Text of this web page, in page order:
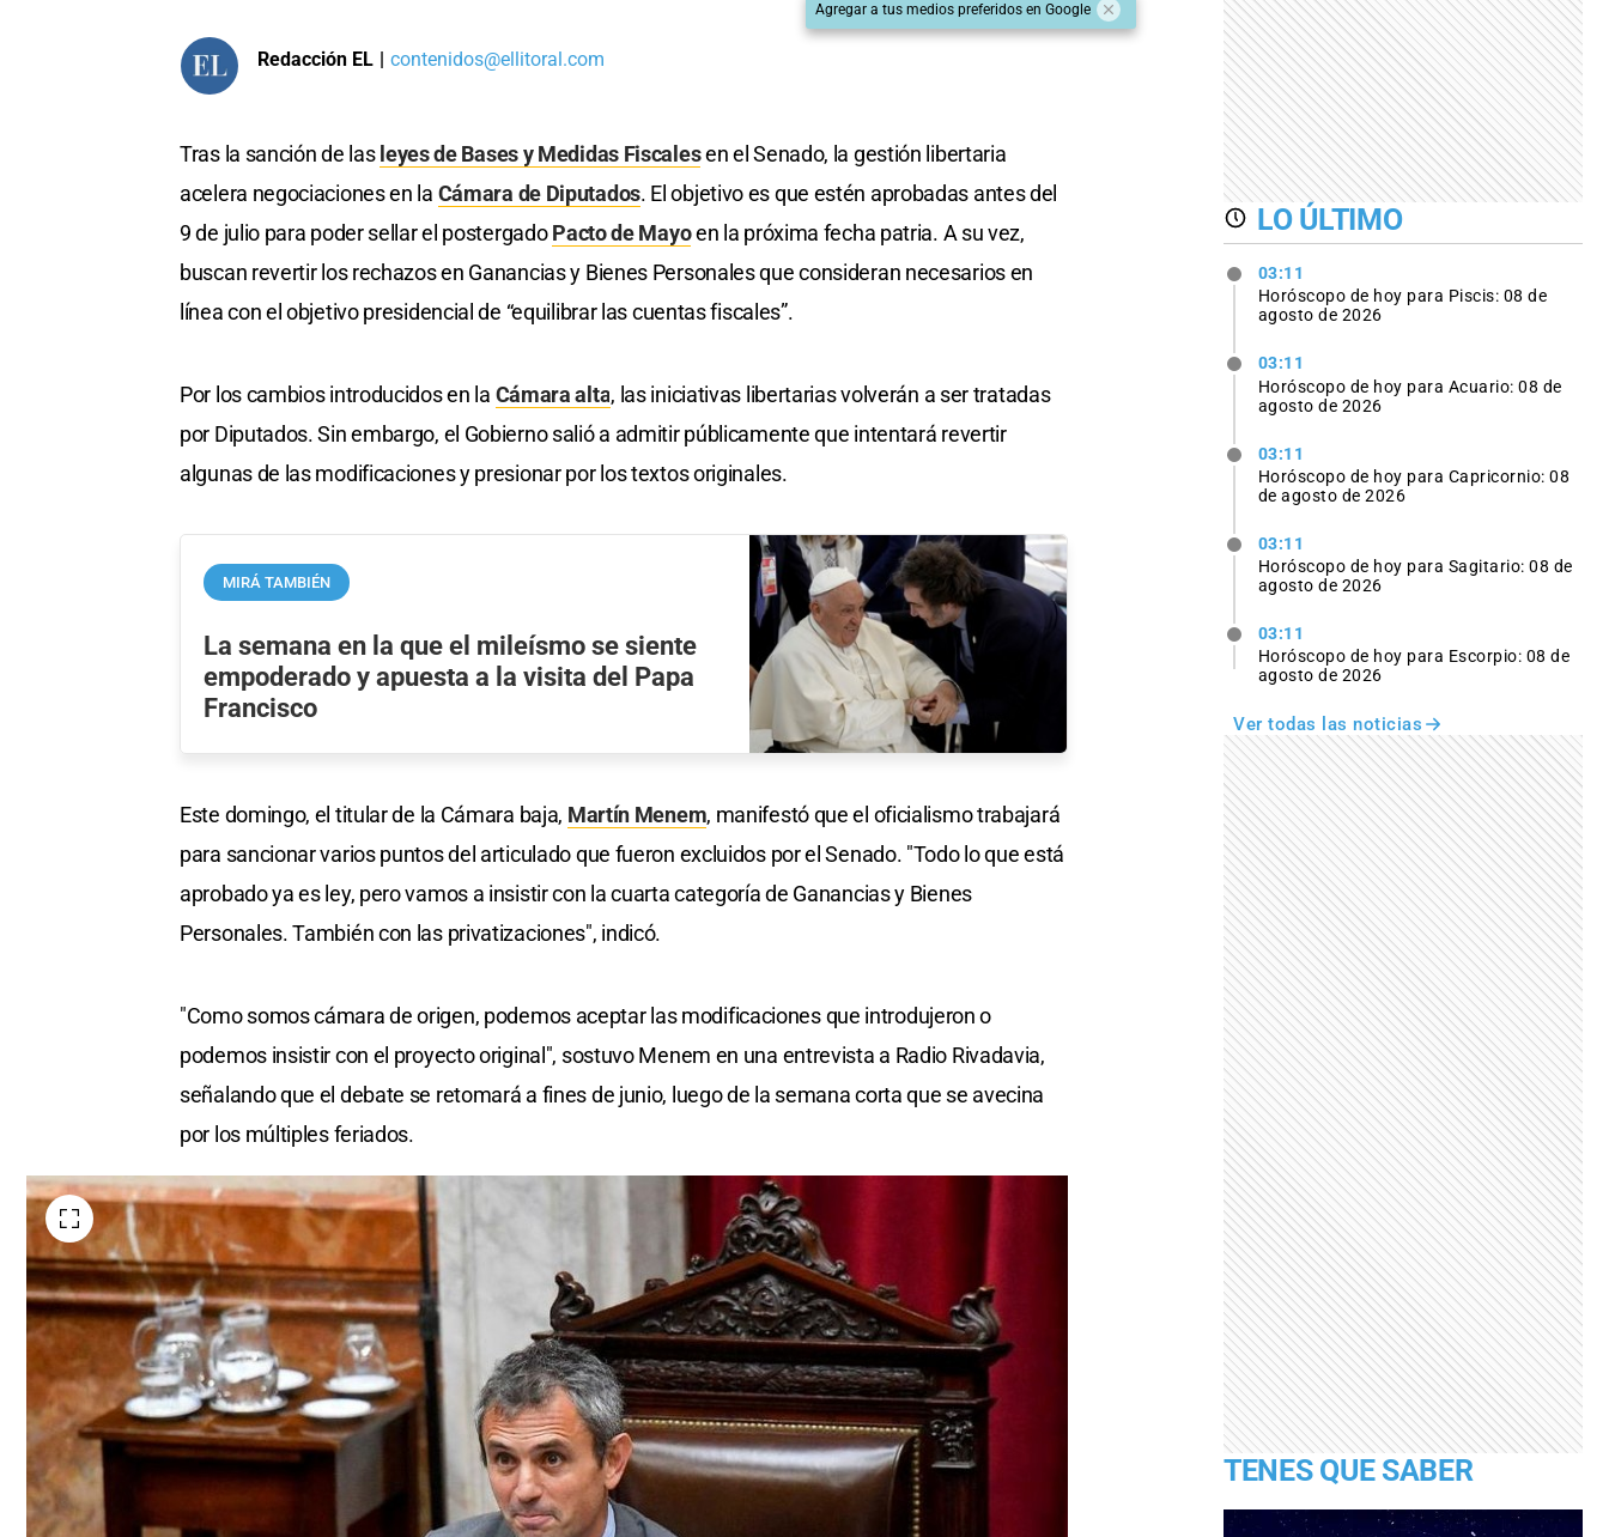
Agregar a tus medios preferidos en Google
Redacción EL | contenidos@ellitoral.com
Tras la sanción de las leyes de Bases y Medidas Fiscalesen el Senado, la gestión libertaria
acelera negociaciones en la Cámara de Diputados. El objetivo es que estén aprobadas antes del
9 de julio para poder sellar el postergadoPacto de Mayoen la próxima fecha patria. A su vez,
buscan revertir los rechazos en Ganancias y Bienes Personales que consideran necesarios en
línea con el objetivo presidencial de “equilibrar las cuentas fiscales”.
Por los cambios introducidos en la Cámara alta, las iniciativas libertarias volverán a ser tratadas
por Diputados. Sin embargo, el Gobierno salió a admitir públicamente que intentará revertir
algunas de las modificaciones y presionar por los textos originales.
MIRÁ TAMBIÉN
La semana en la que el mileísmo se siente
empoderado y apuesta a la visita del Papa
Francisco
Este domingo, el titular de la Cámara baja, Martín Menem, manifestó que el oficialismo trabajará
para sancionar varios puntos del articulado que fueron excluidos por el Senado. "Todo lo que está
aprobado ya es ley, pero vamos a insistir con la cuarta categoría de Ganancias y Bienes
Personales. También con las privatizaciones", indicó.
"Como somos cámara de origen, podemos aceptar las modificaciones que introdujeron o
podemos insistir con el proyecto original", sostuvo Menem en una entrevista a Radio Rivadavia,
señalando que el debate se retomará a fines de junio, luego de la semana corta que se avecina
por los múltiples feriados.
LO ÚLTIMO
03:11
Horóscopo de hoy para Piscis: 08 de
agosto de 2026
03:11
Horóscopo de hoy para Acuario: 08 de
agosto de 2026
03:11
Horóscopo de hoy para Capricornio: 08
de agosto de 2026
03:11
Horóscopo de hoy para Sagitario: 08 de
agosto de 2026
03:11
Horóscopo de hoy para Escorpio: 08 de
agosto de 2026
Ver todas las noticias
TENES QUE SABER